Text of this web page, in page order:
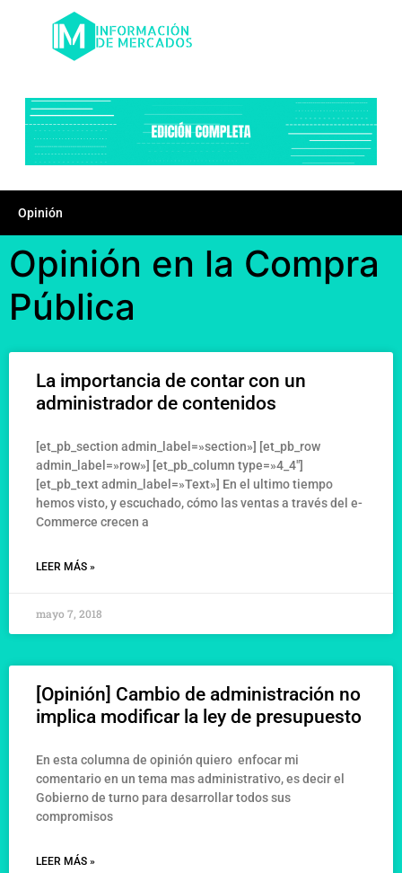
Opinión
Opinión en la Compra
Pública
La importancia de contar con un
administrador de contenidos
[et_pb_section admin_label=»section»] [et_pb_row
admin_label=»row»] [et_pb_column type=»4_4″]
[et_pb_text admin_label=»Text»] En el ultimo tiempo
hemos visto, y escuchado, cómo las ventas a través del e-
Commerce crecen a
LEER MÁS »
mayo 7, 2018
[Opinión] Cambio de administración no
implica modificar la ley de presupuesto
En esta columna de opinión quiero enfocar mi
comentario en un tema mas administrativo, es decir el
Gobierno de turno para desarrollar todos sus
compromisos
LEER MÁS »